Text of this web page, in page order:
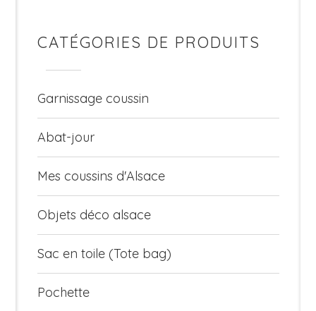
CATÉGORIES DE PRODUITS
Garnissage coussin
Abat-jour
Mes coussins d'Alsace
Objets déco alsace
Sac en toile (Tote bag)
Pochette